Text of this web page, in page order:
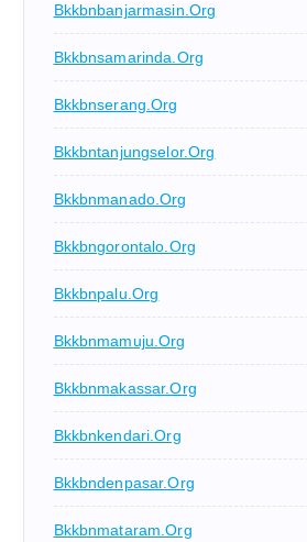
Bkkbnbanjarmasin.org
Bkkbnsamarinda.org
Bkkbnserang.org
Bkkbntanjungselor.org
Bkkbnmanado.org
Bkkbngorontalo.org
Bkkbnpalu.org
Bkkbnmamuju.org
Bkkbnmakassar.org
Bkkbnkendari.org
Bkkbndenpasar.org
Bkkbnmataram.org